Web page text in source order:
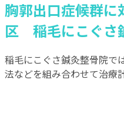
胸郭出口症候群に
区 稲毛にこぐさ
稲毛にこぐさ鍼灸整骨院で
法などを組み合わせて治療